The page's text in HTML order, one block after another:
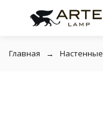
Главная Настенные